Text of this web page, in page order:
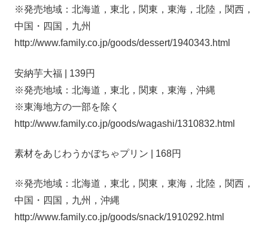
※発売地域：北海道，東北，関東，東海，北陸，関西，
中国・四国，九州
http://www.family.co.jp/goods/dessert/1940343.html
安納芋大福 | 139円
※発売地域：北海道，東北，関東，東海，沖縄
※東海地方の一部を除く
http://www.family.co.jp/goods/wagashi/1310832.html
素材をあじわうかぼちゃプリン | 168円
※発売地域：北海道，東北，関東，東海，北陸，関西，
中国・四国，九州，沖縄
http://www.family.co.jp/goods/snack/1910292.html